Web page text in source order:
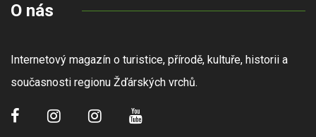
O nás
Internetový magazín o turistice, přírodě, kultuře, historii a
současnosti regionu Žďárských vrchů.